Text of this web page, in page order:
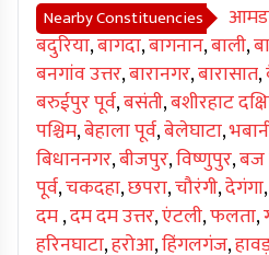
Nearby Constituencies
बदुरिया,बागदा,बागनान,बाली,
बनगांव उत्तर,बारानगर,बारासात,
बरुईपुर पूर्व,बसंती,बशीरहाट
पश्चिम,बेहाला पूर्व,बेलेघाटा,
बिधाननगर,बीजपुर,विष्णुपुर,
पूर्व,चकदहा,छपरा,चौरंगी,देगंगा,
दम,दम दम उत्तर,एंटली,फलता,
हरिनघाटा,हरोआ,हिंगलगंज,